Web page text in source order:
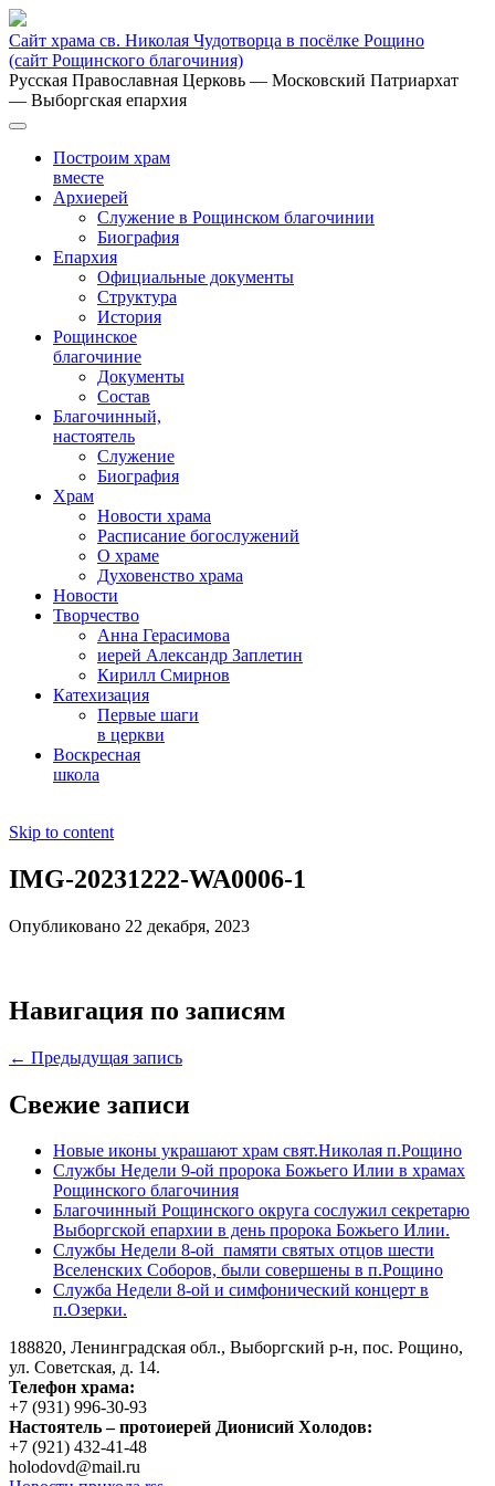
Сайт храма св. Николая Чудотворца в посёлке Рощино
(сайт Рощинского благочиния)
Русская Православная Церковь — Московский Патриархат
— Выборгская епархия
Построим храм
вместе
Архиерей
Служение в Рощинском благочинии
Биография
Епархия
Официальные документы
Структура
История
Рощинское
благочиние
Документы
Состав
Благочинный,
настоятель
Служение
Биография
Храм
Новости храма
Расписание богослужений
О храме
Духовенство храма
Новости
Творчество
Анна Герасимова
иерей Александр Заплетин
Кирилл Смирнов
Катехизация
Первые шаги
в церкви
Воскресная
школа
Skip to content
IMG-20231222-WA0006-1
Опубликовано 22 декабря, 2023
Навигация по записям
← Предыдущая запись
Свежие записи
Новые иконы украшают храм свят.Николая п.Рощино
Службы Недели 9-ой пророка Божьего Илии в храмах
Рощинского благочиния
Благочинный Рощинского округа сослужил секретарю
Выборгской епархии в день пророка Божьего Илии.
Службы Недели 8-ой памяти святых отцов шести
Вселенских Соборов, были совершены в п.Рощино
Служба Недели 8-ой и симфонический концерт в
п.Озерки.
188820, Ленинградская обл., Выборгский р-н, пос. Рощино,
ул. Советская, д. 14.
Телефон храма:
+7 (931) 996-30-93
Настоятель – протоиерей Дионисий Холодов:
+7 (921) 432-41-48
holodovd@mail.ru